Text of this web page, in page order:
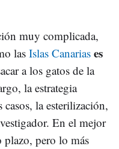
muy complicada,
las Islas Canarias es
a los gatos de la
la estrategia
la esterilización,
En el mejor
plazo, pero lo más